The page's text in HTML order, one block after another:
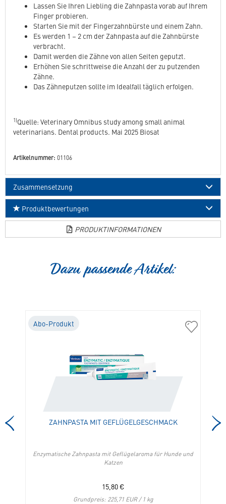
Lassen Sie Ihren Liebling die Zahnpasta vorab auf Ihrem
Finger probieren.
Starten Sie mit der Fingerzahnbürste und einem Zahn.
Es werden 1 – 2 cm der Zahnpasta auf die Zahnbürste
verbracht.
Damit werden die Zähne von allen Seiten geputzt.
Erhöhen Sie schrittweise die Anzahl der zu putzenden
Zähne.
Das Zähneputzen sollte im Idealfall täglich erfolgen.
1)Quelle: Veterinary Omnibus study among small animal
veterinarians. Dental products. Mai 2025 Biosat
Artikelnummer: 01106
Zusammensetzung
Produktbewertungen
PRODUKTINFORMATIONEN
Dazu passende Artikel:
Abo-Produkt
01104
ZAHNPASTA MIT GEFLÜGELGESCHMACK
Enzymatische Zahnpasta mit Geflügelaroma für Hunde und
Katzen
15,80€
Grundpreis: 225,71 EUR / 1 kg